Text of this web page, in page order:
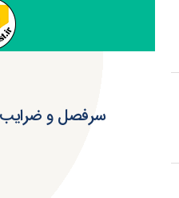
سرفصل و ضرایب